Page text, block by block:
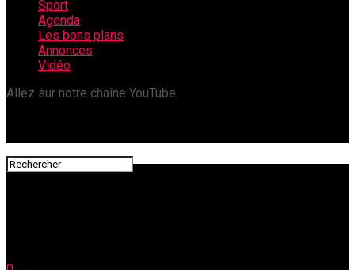
Sport
Agenda
Les bons plans
Annonces
Vidéo
Allez sur notre chaîne YouTube